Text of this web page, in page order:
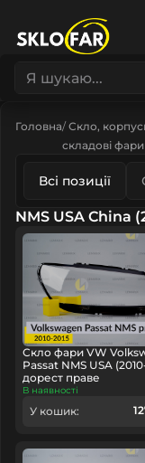
Головна Скло,
складові фари
Всі позиції
NMS USA China
Скло фари VW
Passat NMS USA
дорест праве
В наявності
У кошик: